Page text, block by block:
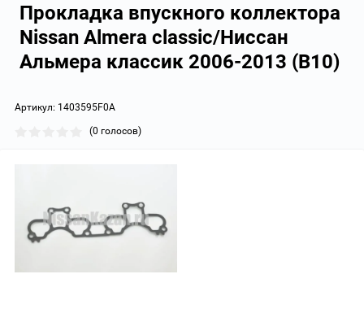
Прокладка впускного коллектора
Nissan Almera classic/Ниссан
Альмера классик 2006-2013 (B10)
Артикул: 1403595F0A
(0 голосов)